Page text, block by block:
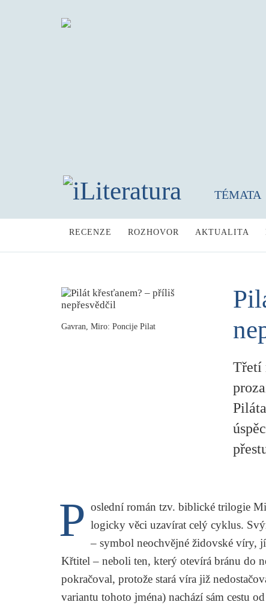
TÉMATA
RECENZE ROZHOVOR AKTUALITA
Gavran, Miro: Poncije Pilat
Třetí
P oslední román tzv. biblické trilogie
logicky věci uzavírat celý cyklus.
– symbol neochvějné židovské víry,
Křtitel – neboli ten, který otevírá bránu do
pokračoval, protože stará víra již
variantu tohoto jména) nachází sám cestu